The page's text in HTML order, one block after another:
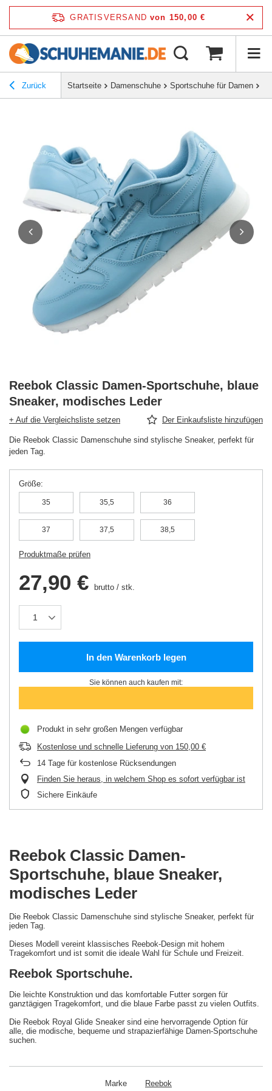
GRATISVERSAND von 150,00 €
Zurück Startseite Damenschuhe Sportschuhe für Damen
Reebok Classic Damen-Sportschuhe, blaue
Sneaker, modisches Leder
+ Auf die Vergleichsliste setzen Der Einkaufsliste hinzufügen
Die Reebok Classic Damenschuhe sind stylische Sneaker, perfekt für
jeden Tag.
Größe
35 35,5 36
37 37,5 38,5
Produktmaße prüfen
27,90 € brutto / stk.
In den Warenkorb legen
Sie können auch kaufen mit:
Produkt in sehr großen Mengen verfügbar
Kostenlose und schnelle Lieferung von 150,00 €
14 Tage für kostenlose Rücksendungen
Finden Sie heraus, in welchem Shop es sofort verfügbar ist
Sichere Einkäufe
Reebok Classic Damen-
Sportschuhe, blaue Sneaker,
modisches Leder
Die Reebok Classic Damenschuhe sind stylische Sneaker, perfekt für
jeden Tag.
Dieses Modell vereint klassisches Reebok-Design mit hohem
Tragekomfort und ist somit die ideale Wahl für Schule und Freizeit.
Reebok Sportschuhe.
Die leichte Konstruktion und das komfortable Futter sorgen für
ganztägigen Tragekomfort, und die blaue Farbe passt zu vielen Outfits.
Die Reebok Royal Glide Sneaker sind eine hervorragende Option für
alle, die modische, bequeme und strapazierfähige Damen-Sportschuhe
suchen.
Marke Reebok